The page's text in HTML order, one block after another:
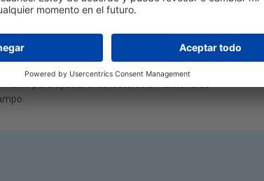
y noticias en visión y salud ocular. Tiene
para ayudar a los lectores a mantenerse